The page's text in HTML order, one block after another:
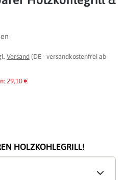
0 von 5 Sternen
Versand (DE - versandkostenfrei ab
29,10 €
HOLZKOHLEGRILL!